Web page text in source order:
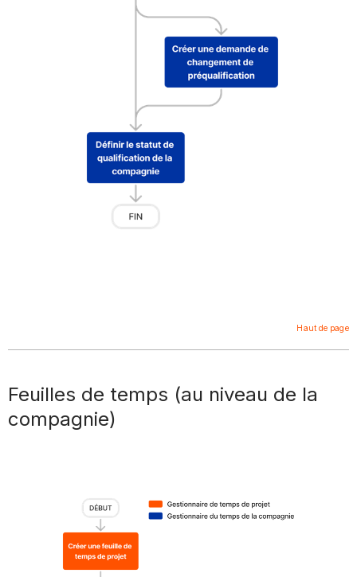
Haut de page
Feuilles de temps (au niveau de la
compagnie)